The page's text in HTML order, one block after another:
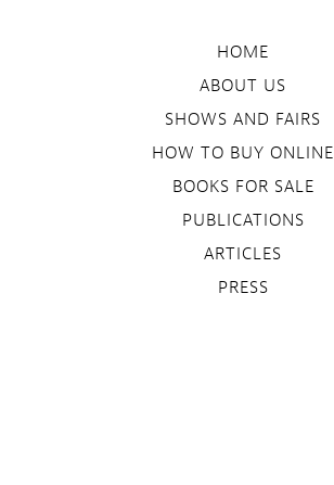
HOME
ABOUT US
SHOWS AND FAIRS
HOW TO BUY ONLINE
BOOKS FOR SALE
PUBLICATIONS
ARTICLES
PRESS